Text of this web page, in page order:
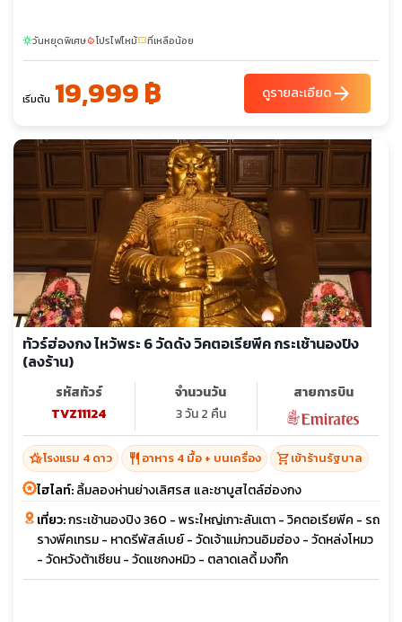
sunnyวันหยุดพิเศษlocal_fire_departmentโปรไฟไหม้confirmation_numberที่เหลือน้อย
เริ่มต้น 19,999 ฿ ดูรายละเอียดarrow_forward
ทัวร์ฮ่องกง ไหว้พระ 6 วัดดัง วิคตอเรียพีค กระเช้านองปิง
(ลงร้าน)
รหัสทัวร์
TVZ11124
จำนวนวัน
3 วัน 2 คืน
สายการบิน
hotel_classโรงแรม 4 ดาว restaurant อาหาร 4 มื้อ + บนเครื่อง shopping_cartเข้าร้านรัฐบาล
ไฮไลท์:ลิ้มลองห่านย่างเลิศรส และชาบูสไตล์ฮ่องกง
เที่ยว:กระเช้านองปิง 360 - พระใหญ่เกาะลันเตา - วิคตอเรียพีค - รถ
รางพีคเทรม - หาดรีพัสล์เบย์ - วัดเจ้าแม่กวนอิมฮ่อง - วัดหล่งโหมว
- วัดหวังต้าเซียน - วัดแชกงหมิว - ตลาดเลดี้ มงก๊ก